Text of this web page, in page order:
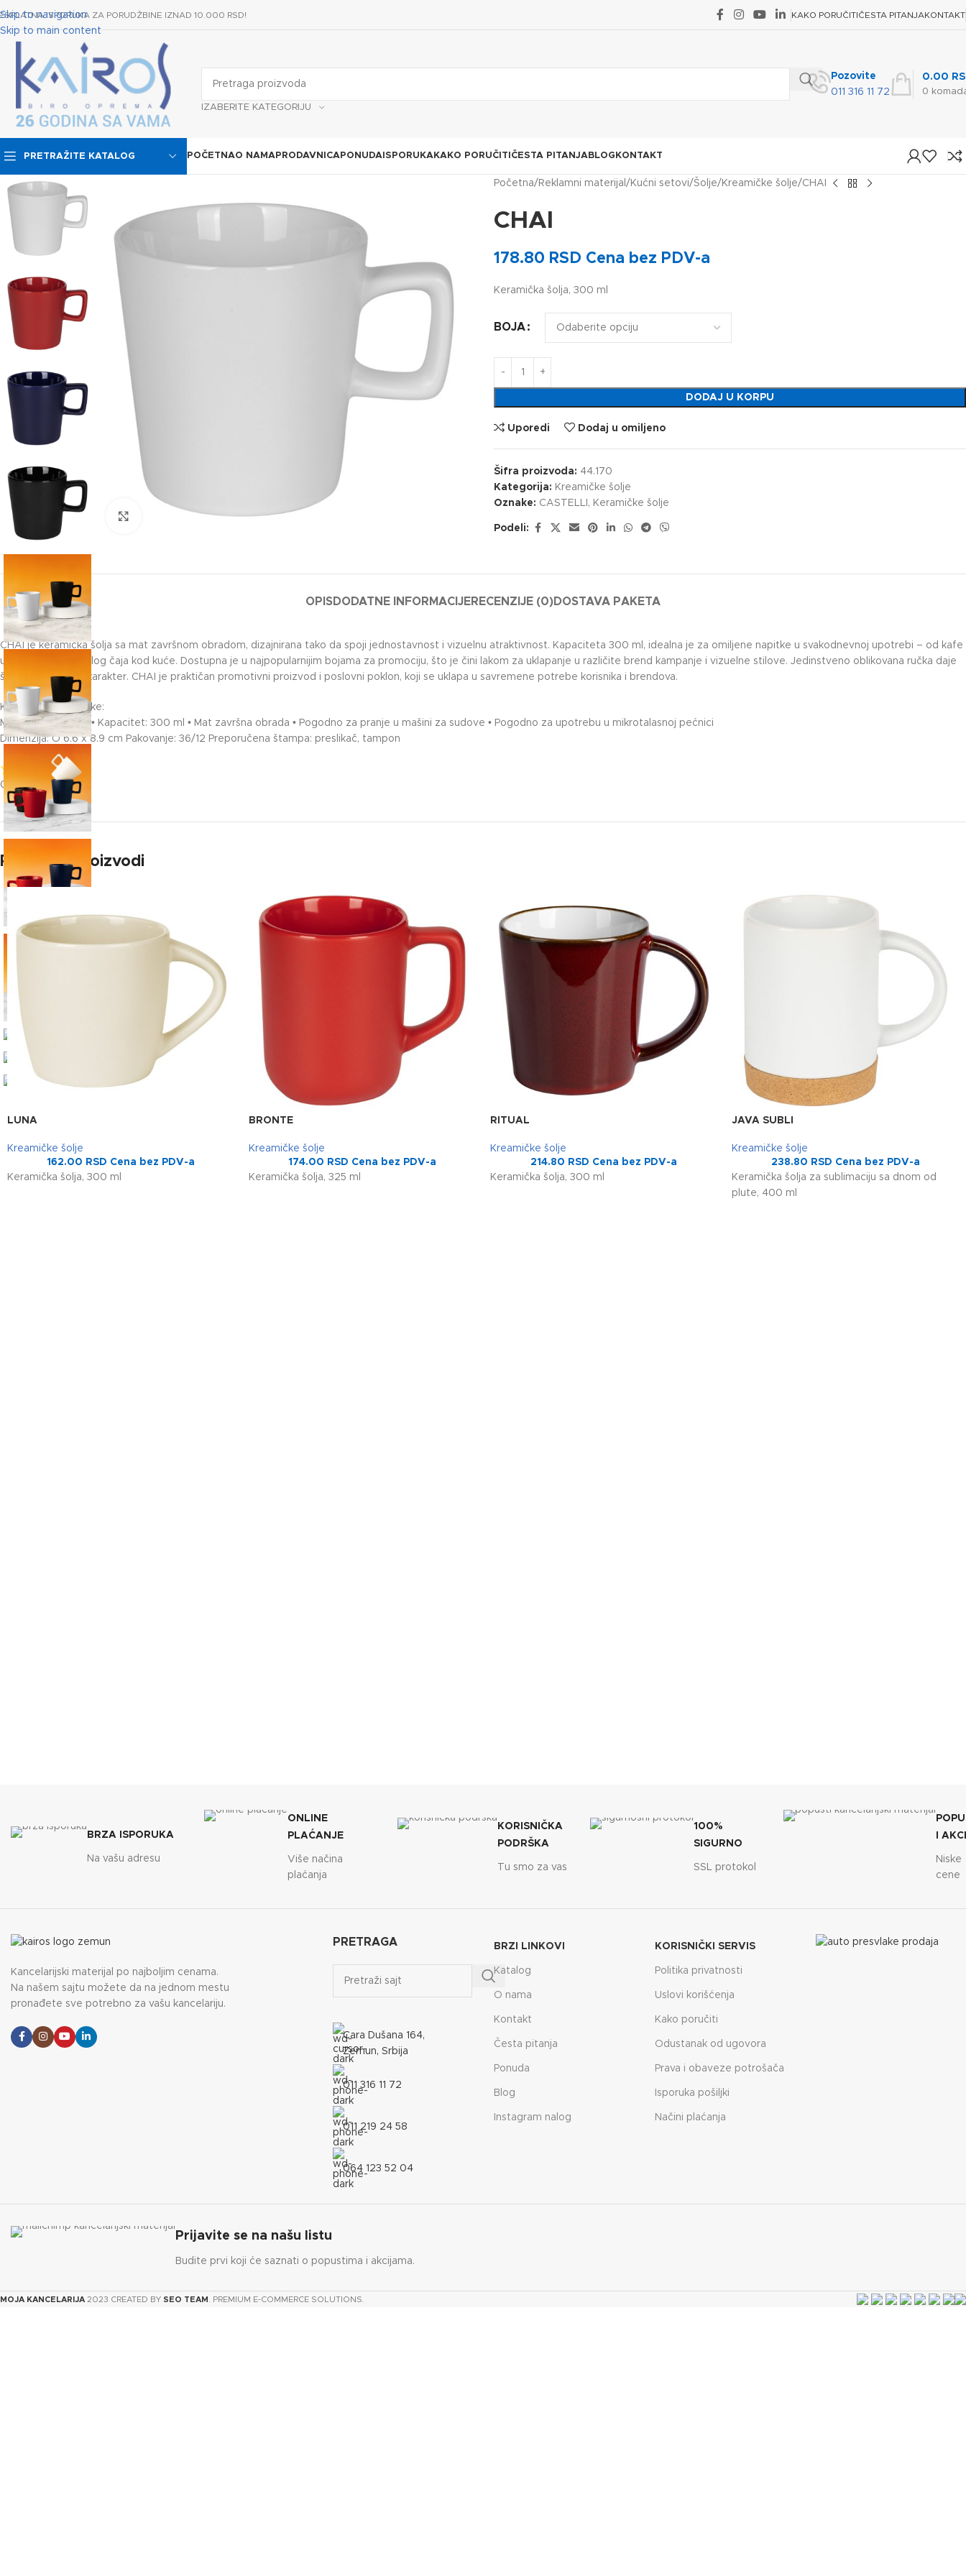
Skip to navigation
Skip to main content
ISPORUKA ZA PORUDŽBINE IZNAD 10.000 RSD! KAKO PORUČITIČESTA PITANJAKONTAKT
IZABERITE KATEGORIJU
Pozovite
011 316 11 72
0
0.00
PRETRAŽITE KATALOG POČETNAO NAMAPRODAVNICAPONUDA ISPORUKAKAKO PORUČITI ČESTA PITANJABLOG KONTAKT
Klikni za uvećanje slike
Početna Reklamni materijal Kućni setovi Šolje Kreamičke šolje CHAI
CHAI
178.80 RSD Cena bez PDV-a
Keramička šolja, 300 ml
BOJA
DODAJ U KORPU
Uporedi Dodaj u omiljeno
Šifra proizvoda: 44.170
Kategorija: Kreamičke šolje
Oznake: CASTELLI , Keramičke šolje
Podeli:
OPISDODATNE INFORMACIJERECENZIJE (0)DOSTAVA PAKETA
CHAI je keramička šolja sa mat završnom obradom, dizajnirana tako da spoji jednostavnost i vizuelnu atraktivnost. Kapaciteta 300 ml, idealna je za omiljene napitke u svakodnevnoj upotrebi – od kafe
u kancelariji do toplog čaja kod kuće. Dostupna je u najpopularnijim bojama za promociju, što je čini lakom za uklapanje u različite brend kampanje i vizuelne stilove. Jedinstveno oblikovana ručka daje
šolji prepoznatljiv karakter. CHAI je praktičan promotivni proizvod i poslovni poklon, koji se uklapa u savremene potrebe korisnika i brendova.
Ključne karakteristike:
Materijal: keramika • Kapacitet: 300 ml • Mat završna obrada • Pogodno za pranje u mašini za sudove • Pogodno za upotrebu u mikrotalasnoj pećnici
Dimenzija: O 6.6 x 8.9 cm Pakovanje: 36/12 Preporučena štampa: preslikač, tampon
0/5(0 Reviews)
Povezani proizvodi
LUNA
Kreamičke šolje
162.00 RSD Cena bez PDV-a
Keramička šolja, 300 ml
BRONTE
Kreamičke šolje
174.00 RSD Cena bez PDV-a
Keramička šolja, 325 ml
RITUAL
Kreamičke šolje
214.80 RSD Cena bez PDV-a
Keramička šolja, 300 ml
JAVA SUBLI
Kreamičke šolje
238.80 RSD Cena bez PDV-a
Keramička šolja za sublimaciju sa dnom od
plute, 400 ml
BRZA ISPORUKA
Na vašu adresu
ONLINE
PLAĆANJE
Više načina
plaćanja
KORISNIČKA
PODRŠKA
Tu smo za vas
100%
SIGURNO
SSL protokol
I
Niske
cene
Kancelarijski materijal po najboljim cenama.
Na našem sajtu možete da na jednom mestu
pronađete sve potrebno za vašu kancelariju.
PRETRAGA
Cara Dušana 164,
Zemun, Srbija
011 316 11 72
011 219 24 58
064 123 52 04
BRZI LINKOVI
Katalog
O nama
Kontakt
Česta pitanja
Ponuda
Blog
Instagram nalog
KORISNIČKI SERVIS
Politika privatnosti
Uslovi korišćenja
Kako poručiti
Odustanak od ugovora
Prava i obaveze potrošača
Isporuka pošiljki
Načini plaćanja
Prijavite se na našu listu
Budite prvi koji će saznati o popustima i akcijama.
MOJA KANCELARIJA 2023 CREATED BY SEO TEAM . PREMIUM E-COMMERCE SOLUTIONS.